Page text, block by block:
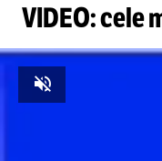
VIDEO: cele
Unmute